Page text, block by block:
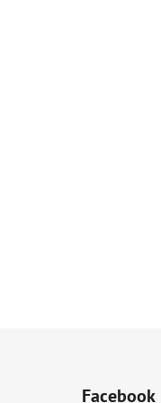
Facebook